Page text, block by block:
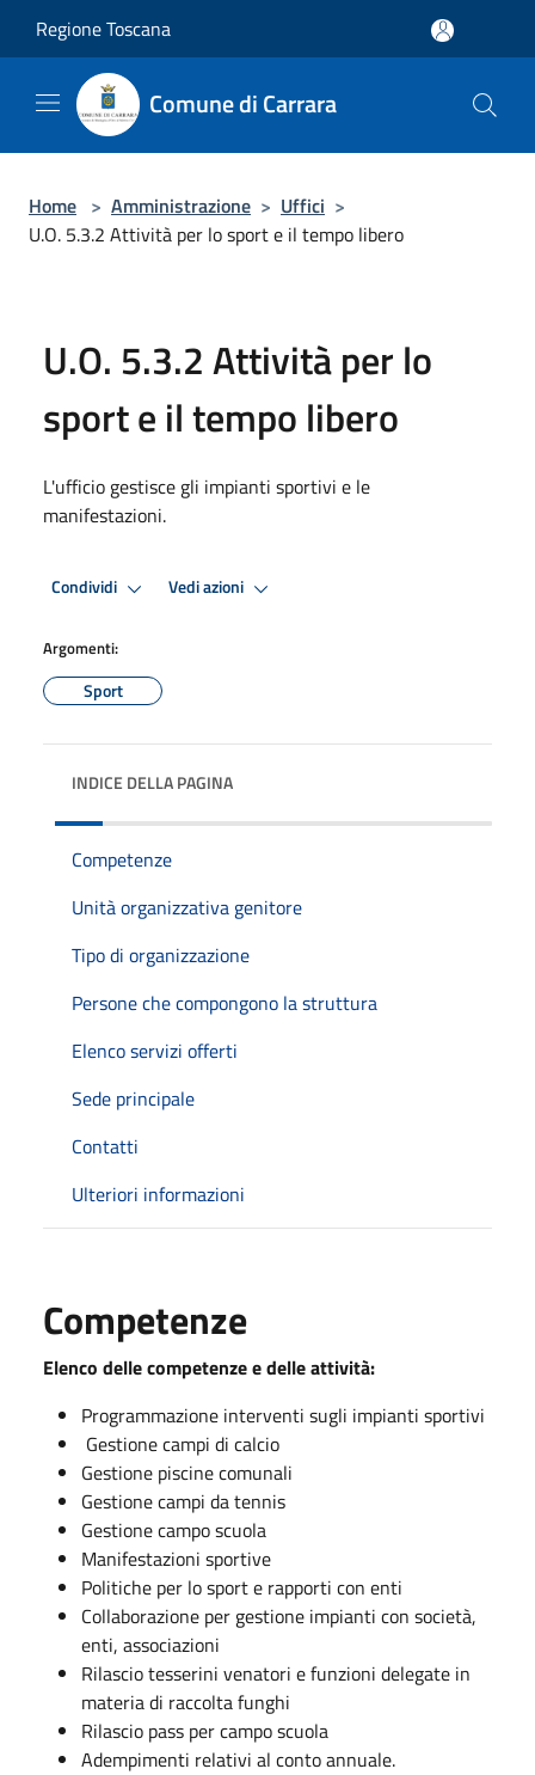
Regione Toscana
Comune di Carrara
Home > Amministrazione > Uffici >
U.O. 5.3.2 Attività per lo sport e il tempo libero
U.O. 5.3.2 Attività per lo
sport e il tempo libero
L'ufficio gestisce gli impianti sportivi e le
manifestazioni.
Condividi Vedi azioni
Argomenti:
Sport
INDICE DELLA PAGINA
Competenze
Unità organizzativa genitore
Tipo di organizzazione
Persone che compongono la struttura
Elenco servizi offerti
Sede principale
Contatti
Ulteriori informazioni
Competenze
Elenco delle competenze e delle attività:
Programmazione interventi sugli impianti sportivi
Gestione campi di calcio
Gestione piscine comunali
Gestione campi da tennis
Gestione campo scuola
Manifestazioni sportive
Politiche per lo sport e rapporti con enti
Collaborazione per gestione impianti con società,
enti, associazioni
Rilascio tesserini venatori e funzioni delegate in
materia di raccolta funghi
Rilascio pass per campo scuola
Adempimenti relativi al conto annuale.